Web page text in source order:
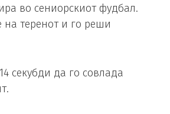
во сениорскиот фудбал.
на теренот и го реши
секубди да го совлада